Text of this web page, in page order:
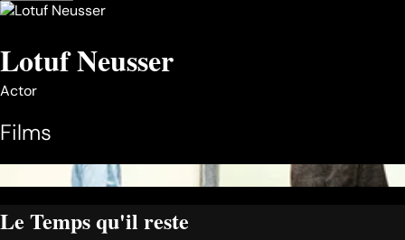
Lotuf Neusser
Actor
Films
Le Temps qu'il reste